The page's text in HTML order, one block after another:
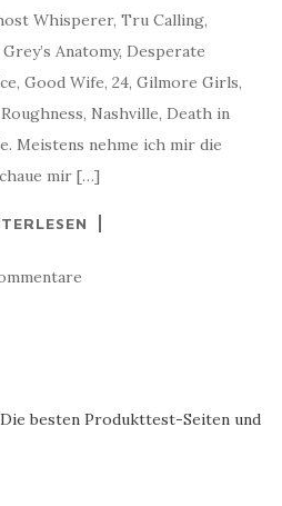
Whisperer, Tru Calling,
Anatomy, Desperate
Good Wife, 24, Gilmore Girls,
Nashville, Death in
Meistens nehme ich mir die
mir […]